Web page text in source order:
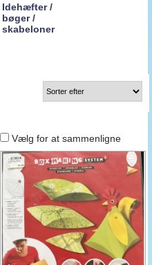
Idehæfter /
bøger /
skabeloner
Vælg for at sammenligne